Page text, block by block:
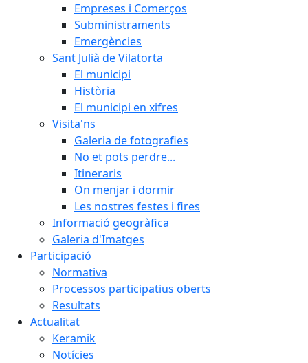
Empreses i Comerços
Subministraments
Emergències
Sant Julià de Vilatorta
El municipi
Història
El municipi en xifres
Visita'ns
Galeria de fotografies
No et pots perdre...
Itineraris
On menjar i dormir
Les nostres festes i fires
Informació geogràfica
Galeria d'Imatges
Participació
Normativa
Processos participatius oberts
Resultats
Actualitat
Keramik
Notícies